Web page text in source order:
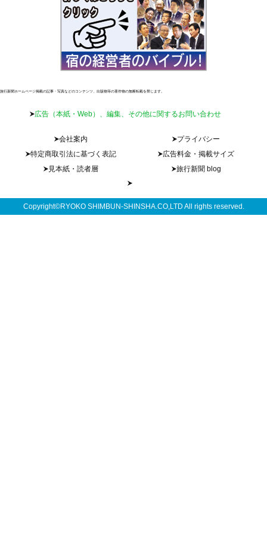
旅行新聞ホームページ掲載の記事・写真などのコンテンツ、出版物等の著作物の無断転載を禁じます。
広告（本紙・Web）、編集、その他に関するお問い合わせ
会社案内
プライバシー
特定商取引法に基づく表記
広告料金・掲載サイズ
見本紙・読者層
旅行新聞 blog
Copyright©RYOKO SHIMBUN-SHINSHA.CO,LTD All rights reserved.